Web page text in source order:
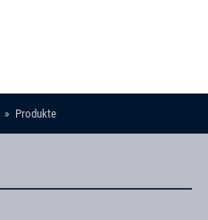
Produkte